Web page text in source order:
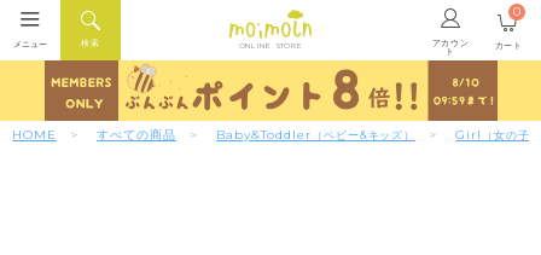
ONLINE STORE アカウン
ト
検索
メニュー カート
0
HOME すべての商品 Baby&Toddler （ベビー&キッズ） Girl （女の子）